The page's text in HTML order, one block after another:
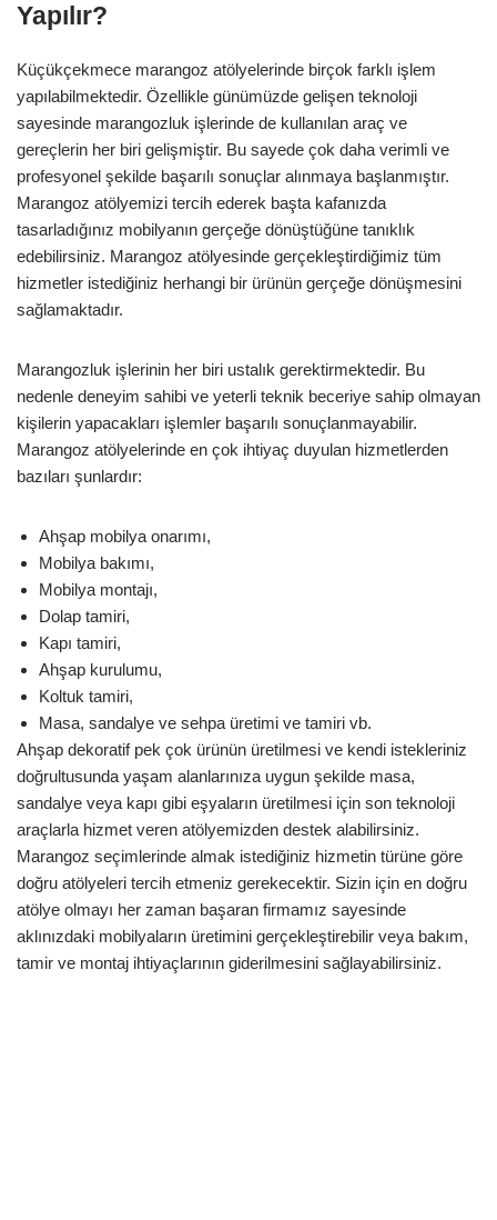
Yapılır?
Küçükçekmece marangoz atölyelerinde birçok farklı işlem
yapılabilmektedir. Özellikle günümüzde gelişen teknoloji
sayesinde marangozluk işlerinde de kullanılan araç ve
gereçlerin her biri gelişmiştir. Bu sayede çok daha verimli ve
profesyonel şekilde başarılı sonuçlar alınmaya başlanmıştır.
Marangoz atölyemizi tercih ederek başta kafanızda
tasarladığınız mobilyanın gerçeğe dönüştüğüne tanıklık
edebilirsiniz. Marangoz atölyesinde gerçekleştirdiğimiz tüm
hizmetler istediğiniz herhangi bir ürünün gerçeğe dönüşmesini
sağlamaktadır.
Marangozluk işlerinin her biri ustalık gerektirmektedir. Bu
nedenle deneyim sahibi ve yeterli teknik beceriye sahip olmayan
kişilerin yapacakları işlemler başarılı sonuçlanmayabilir.
Marangoz atölyelerinde en çok ihtiyaç duyulan hizmetlerden
bazıları şunlardır:
Ahşap mobilya onarımı,
Mobilya bakımı,
Mobilya montajı,
Dolap tamiri,
Kapı tamiri,
Ahşap kurulumu,
Koltuk tamiri,
Masa, sandalye ve sehpa üretimi ve tamiri vb.
Ahşap dekoratif pek çok ürünün üretilmesi ve kendi istekleriniz
doğrultusunda yaşam alanlarınıza uygun şekilde masa,
sandalye veya kapı gibi eşyaların üretilmesi için son teknoloji
araçlarla hizmet veren atölyemizden destek alabilirsiniz.
Marangoz seçimlerinde almak istediğiniz hizmetin türüne göre
doğru atölyeleri tercih etmeniz gerekecektir. Sizin için en doğru
atölye olmayı her zaman başaran firmamız sayesinde
aklınızdaki mobilyaların üretimini gerçekleştirebilir veya bakım,
tamir ve montaj ihtiyaçlarının giderilmesini sağlayabilirsiniz.